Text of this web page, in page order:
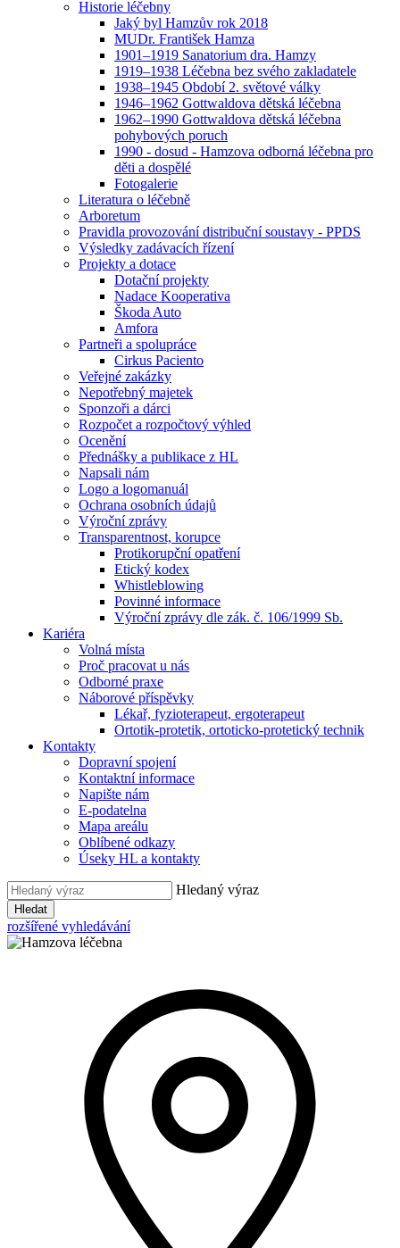
Historie léčebny
Jaký byl Hamzův rok 2018
MUDr. František Hamza
1901–1919 Sanatorium dra. Hamzy
1919–1938 Léčebna bez svého zakladatele
1938–1945 Období 2. světové války
1946–1962 Gottwaldova dětská léčebna
1962–1990 Gottwaldova dětská léčebna
pohybových poruch
1990 - dosud - Hamzova odborná léčebna pro
děti a dospělé
Fotogalerie
Literatura o léčebně
Arboretum
Pravidla provozování distribuční soustavy - PPDS
Výsledky zadávacích řízení
Projekty a dotace
Dotační projekty
Nadace Kooperativa
Škoda Auto
Amfora
Partneři a spolupráce
Cirkus Paciento
Veřejné zakázky
Nepotřebný majetek
Sponzoři a dárci
Rozpočet a rozpočtový výhled
Ocenění
Přednášky a publikace z HL
Napsali nám
Logo a logomanuál
Ochrana osobních údajů
Výroční zprávy
Transparentnost, korupce
Protikorupční opatření
Etický kodex
Whistleblowing
Povinné informace
Výroční zprávy dle zák. č. 106/1999 Sb.
Kariéra
Volná místa
Proč pracovat u nás
Odborné praxe
Náborové příspěvky
Lékař, fyzioterapeut, ergoterapeut
Ortotik-protetik, ortoticko-protetický technik
Kontakty
Dopravní spojení
Kontaktní informace
Napište nám
E-podatelna
Mapa areálu
Oblíbené odkazy
Úseky HL a kontakty
Hledaný výraz
Hledat
rozšířené vyhledávání